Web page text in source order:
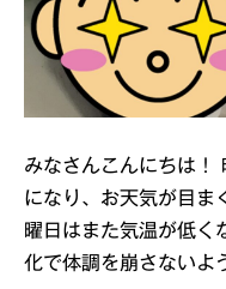
みなさんこんにちは！
になり、お天気が目ま
曜日はまた気温が低く
化で体調を崩さない